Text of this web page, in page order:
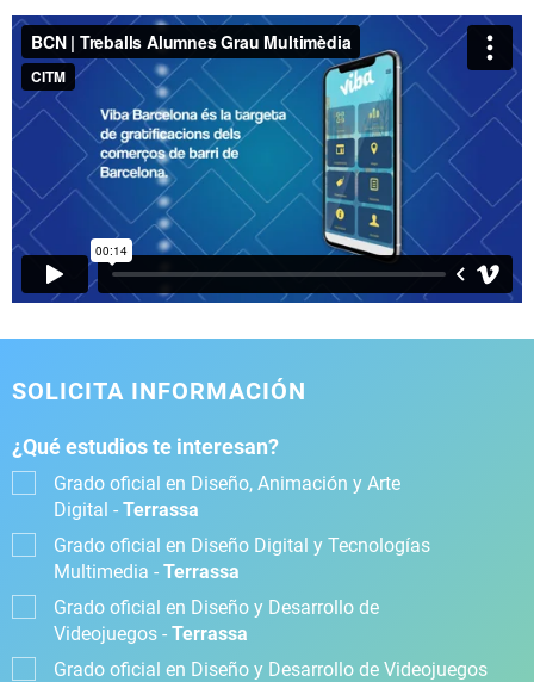
SOLICITA INFORMACIÓN
¿Qué estudios te interesan?
Grado oficial en Diseño, Animación y Arte
Digital - Terrassa
Grado oficial en Diseño Digital y Tecnologías
Multimedia - Terrassa
Grado oficial en Diseño y Desarrollo de
Videojuegos - Terrassa
Grado oficial en Diseño y Desarrollo de Videojuegos